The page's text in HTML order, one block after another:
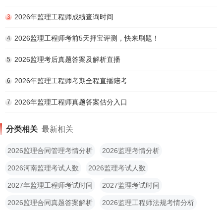
3 2026年监理工程师成绩查询时间
4 2026监理工程师考前5天押宝评测，快来刷题！
5 2026监理考后真题答案及解析直播
6 2026年监理工程师考期全程直播陪考
7 2026年监理工程师真题答案估分入口
分类相关 最新相关
2026监理合同管理考情分析 2026监理考情分析
2026河南监理考试人数 2026监理考试人数
2027年监理工程师考试时间 2027监理考试时间
2026监理合同真题答案解析 2026监理工程师法规考情分析